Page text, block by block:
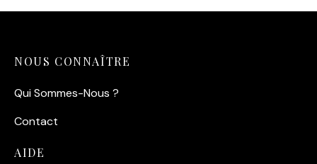
NOUS CONNAÎTRE
Qui Sommes-Nous ?
Contact
AIDE